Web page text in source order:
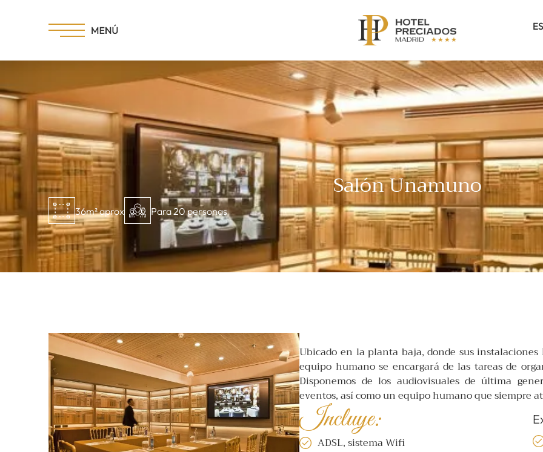
Salón Unamuno
36m² aprox Para 20 personas
Ubicado en la planta baja, donde sus
equipo humano se encargará de las tareas de
Disponemos de los audiovisuales de última
eventos, así como un equipo humano que siempre
Incluye:
ADSL, sistema Wifi